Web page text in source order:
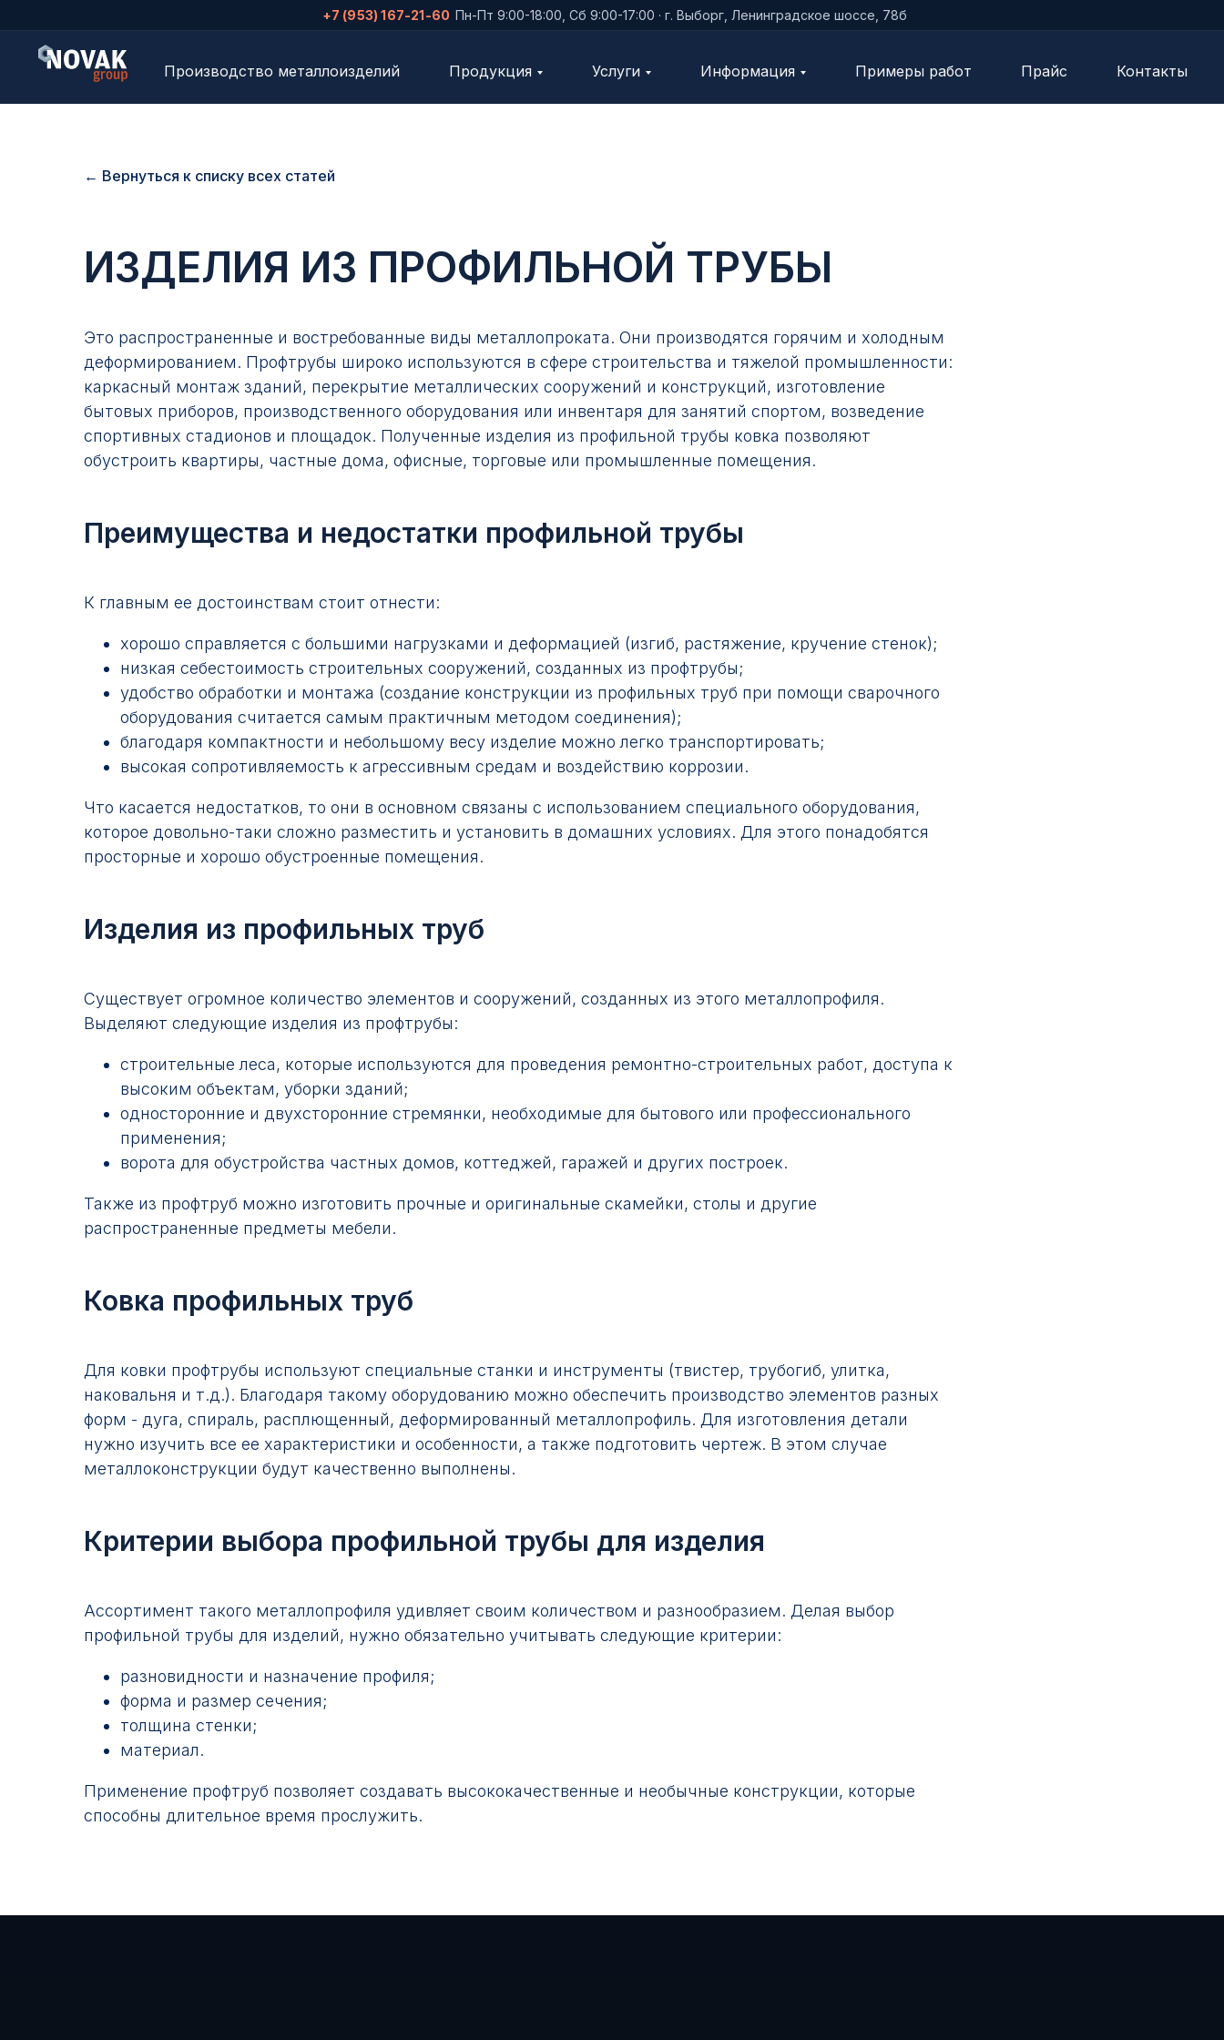
+7 (953) 167-21-60 Пн-Пт 9:00-18:00, Сб 9:00-17:00 · г. Выборг, Ленинградское шоссе, 78б
Производство металлоизделий Продукция Услуги Информация Примеры работ Прайс Контакты
← Вернуться к списку всех статей
ИЗДЕЛИЯ ИЗ ПРОФИЛЬНОЙ ТРУБЫ
Это распространенные и востребованные виды металлопроката. Они производятся горячим и холодным
деформированием. Профтрубы широко используются в сфере строительства и тяжелой промышленности:
каркасный монтаж зданий, перекрытие металлических сооружений и конструкций, изготовление
бытовых приборов, производственного оборудования или инвентаря для занятий спортом, возведение
спортивных стадионов и площадок. Полученные изделия из профильной трубы ковка позволяют
обустроить квартиры, частные дома, офисные, торговые или промышленные помещения.
Преимущества и недостатки профильной трубы
К главным ее достоинствам стоит отнести:
хорошо справляется с большими нагрузками и деформацией (изгиб, растяжение, кручение стенок);
низкая себестоимость строительных сооружений, созданных из профтрубы;
удобство обработки и монтажа (создание конструкции из профильных труб при помощи сварочного
оборудования считается самым практичным методом соединения);
благодаря компактности и небольшому весу изделие можно легко транспортировать;
высокая сопротивляемость к агрессивным средам и воздействию коррозии.
Что касается недостатков, то они в основном связаны с использованием специального оборудования,
которое довольно-таки сложно разместить и установить в домашних условиях. Для этого понадобятся
просторные и хорошо обустроенные помещения.
Изделия из профильных труб
Существует огромное количество элементов и сооружений, созданных из этого металлопрофиля.
Выделяют следующие изделия из профтрубы:
строительные леса, которые используются для проведения ремонтно-строительных работ, доступа к
высоким объектам, уборки зданий;
односторонние и двухсторонние стремянки, необходимые для бытового или профессионального
применения;
ворота для обустройства частных домов, коттеджей, гаражей и других построек.
Также из профтруб можно изготовить прочные и оригинальные скамейки, столы и другие
распространенные предметы мебели.
Ковка профильных труб
Для ковки профтрубы используют специальные станки и инструменты (твистер, трубогиб, улитка,
наковальня и т.д.). Благодаря такому оборудованию можно обеспечить производство элементов разных
форм - дуга, спираль, расплющенный, деформированный металлопрофиль. Для изготовления детали
нужно изучить все ее характеристики и особенности, а также подготовить чертеж. В этом случае
металлоконструкции будут качественно выполнены.
Критерии выбора профильной трубы для изделия
Ассортимент такого металлопрофиля удивляет своим количеством и разнообразием. Делая выбор
профильной трубы для изделий, нужно обязательно учитывать следующие критерии:
разновидности и назначение профиля;
форма и размер сечения;
толщина стенки;
материал.
Применение профтруб позволяет создавать высококачественные и необычные конструкции, которые
способны длительное время прослужить.